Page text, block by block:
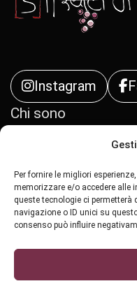
Per fornire le migliori
memorizzare e/o accedere alle
queste tecnologie ci
navigazione o ID unici su
consenso può influire
Instagram
Chi sono
Privacy Policy
Cookie Policy (UE)